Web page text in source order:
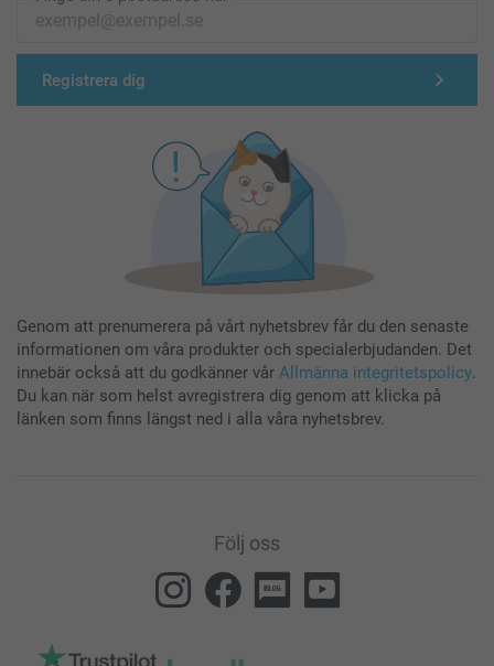
Registrera dig
Genom att prenumerera på vårt nyhetsbrev får du den senaste
informationen om våra produkter och specialerbjudanden. Det
innebär också att du godkänner vår Allmänna integritetspolicy.
Du kan när som helst avregistrera dig genom att klicka på
länken som finns längst ned i alla våra nyhetsbrev.
Följ oss